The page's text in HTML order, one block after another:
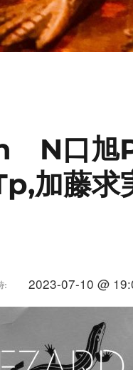
N口旭
加藤
: 2023-07-10 @